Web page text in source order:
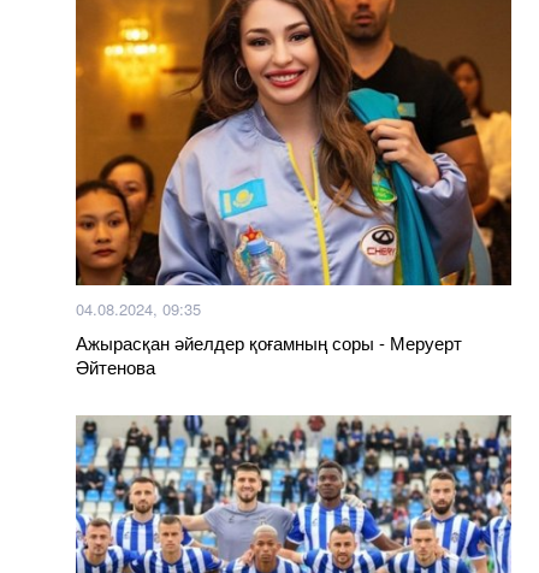
04.08.2024, 09:35
Ажырасқан әйелдер қоғамның соры - Меруерт
Әйтенова